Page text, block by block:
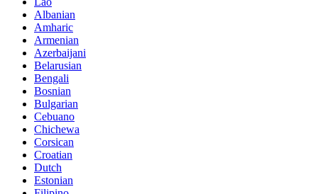
Albanian
Amharic
Armenian
Azerbaijani
Belarusian
Bengali
Bosnian
Bulgarian
Cebuano
Chichewa
Corsican
Croatian
Dutch
Estonian